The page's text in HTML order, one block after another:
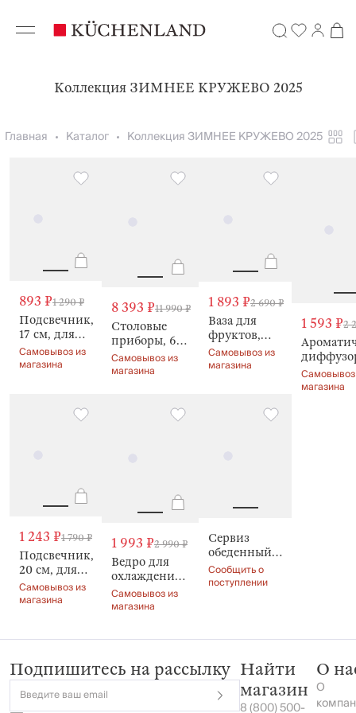
Коллекция ЗИМНЕЕ КРУЖЕВО 2025
Главная Каталог Коллекция ЗИМНЕЕ КРУЖЕВО 2025
893 ₽1 290 ₽
Подсвечник,
17 см, для
чайной
свечи,
Самовывоз из
магазина
8 393 ₽11 990 ₽
Столовые
приборы, 6
персон,
Avignon
Самовывоз из
магазина
1 893 ₽2 690 ₽
Ваза для
фруктов,
25х12 см,
Glare
Самовывоз из
магазина
1 593 ₽2
мл,
Rare
магазина
1 243 ₽1 790 ₽
Подсвечник,
20 см, для
тонкой
свечи, Clear
Самовывоз из
магазина
1 993 ₽2 990 ₽
Ведро для
охлаждения
напитков, 17
см, Camellia
Самовывоз из
магазина
Сервиз
обеденный,
на 6 персон,
18
lace
Сообщить о
поступлении
Подпишитесь на рассылку
Введите ваш email
Найти
магазин
8 (800) 500-
О
О